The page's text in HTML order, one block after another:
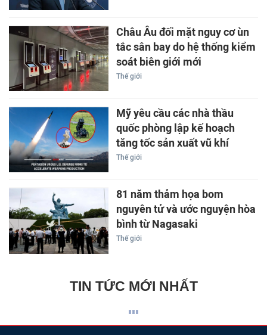
Châu Âu đối mặt nguy cơ ùn
tắc sân bay do hệ thống kiểm
soát biên giới mới
Thế giới
Mỹ yêu cầu các nhà thầu
quốc phòng lập kế hoạch
tăng tốc sản xuất vũ khí
Thế giới
81 năm thảm họa bom
nguyên tử và ước nguyện hòa
bình từ Nagasaki
Thế giới
TIN TỨC MỚI NHẤT